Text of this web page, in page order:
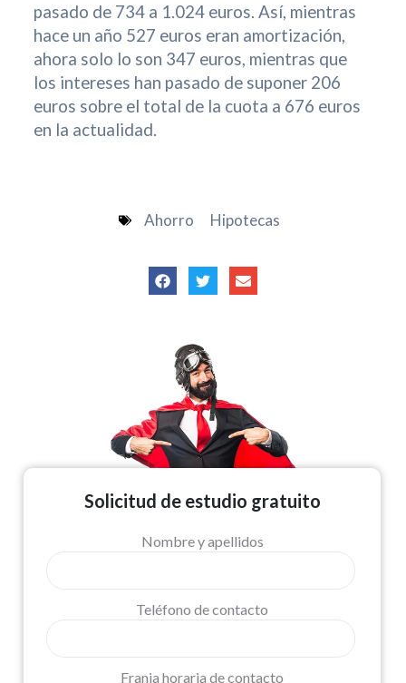
pasado de 734 a 1.024 euros. Así, mientras
hace un año 527 euros eran amortización,
ahora solo lo son 347 euros, mientras que
los intereses han pasado de suponer 206
euros sobre el total de la cuota a 676 euros
en la actualidad.
Ahorro Hipotecas
Solicitud de estudio gratuito
Nombre y apellidos
Teléfono de contacto
Franja horaria de contacto